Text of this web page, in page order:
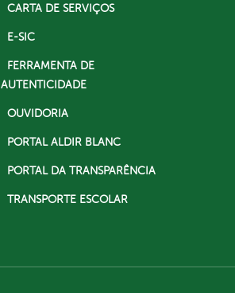
CARTA DE SERVIÇOS
E-SIC
FERRAMENTA DE
AUTENTICIDADE
OUVIDORIA
PORTAL ALDIR BLANC
PORTAL DA TRANSPARÊNCIA
TRANSPORTE ESCOLAR